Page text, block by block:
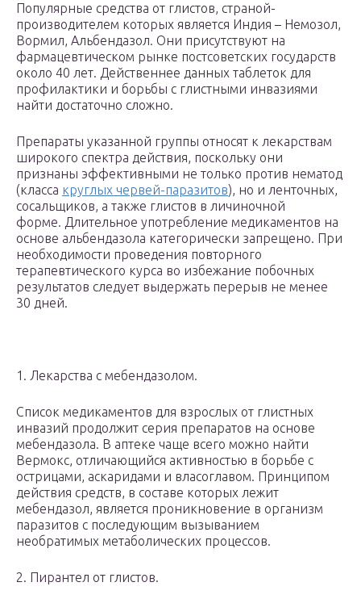
Популярные средства от глистов, страной-
производителем которых является Индия – Немозол,
Вормил, Альбендазол. Они присутствуют на
фармацевтическом рынке постсоветских государств
около 40 лет. Действеннее данных таблеток для
профилактики и борьбы с глистными инвазиями
найти достаточно сложно.
Препараты указанной группы относят к лекарствам
широкого спектра действия, поскольку они
признаны эффективными не только против нематод
(класса круглых червей-паразитов), но и ленточных,
сосальщиков, а также глистов в личиночной
форме. Длительное употребление медикаментов на
основе альбендазола категорически запрещено. При
необходимости проведения повторного
терапевтического курса во избежание побочных
результатов следует выдержать перерыв не менее
30 дней.
1. Лекарства с мебендазолом.
Список медикаментов для взрослых от глистных
инвазий продолжит серия препаратов на основе
мебендазола. В аптеке чаще всего можно найти
Вермокс, отличающийся активностью в борьбе с
острицами, аскаридами и власоглавом. Принципом
действия средств, в составе которых лежит
мебендазол, является проникновение в организм
паразитов с последующим вызыванием
необратимых метаболических процессов.
2. Пирантел от глистов.